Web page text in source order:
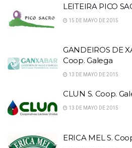
LEITEIRA PICO
15 DE MAYO DE 2015
GANDEIROS DE
Coop. Galega
13 DE MAYO DE 2015
CLUN S. Coop.
13 DE MAYO DE 2015
ERICA MEL S.